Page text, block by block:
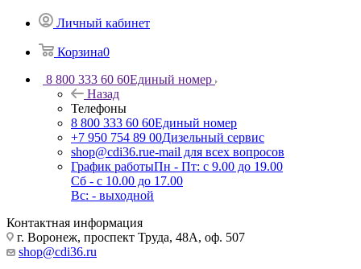
Личный кабинет
Корзина0
8 800 333 60 60Единый номер
Назад
Телефоны
8 800 333 60 60Единый номер
+7 950 754 89 00Дизельный сервис
shop@cdi36.rue-mail для всех вопросов
График работыПн - Пт: с 9.00 до 19.00
Сб - с 10.00 до 17.00
Вс: - выходной
Контактная информация
г. Воронеж, проспект Труда, 48А, оф. 507
shop@cdi36.ru